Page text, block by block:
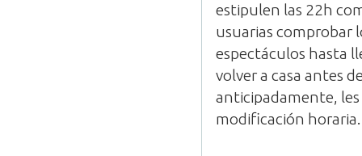
estipulen las 22h
usuarias comprobar
espectáculos hasta
volver a casa antes
anticipadamente,
modificación horaria.